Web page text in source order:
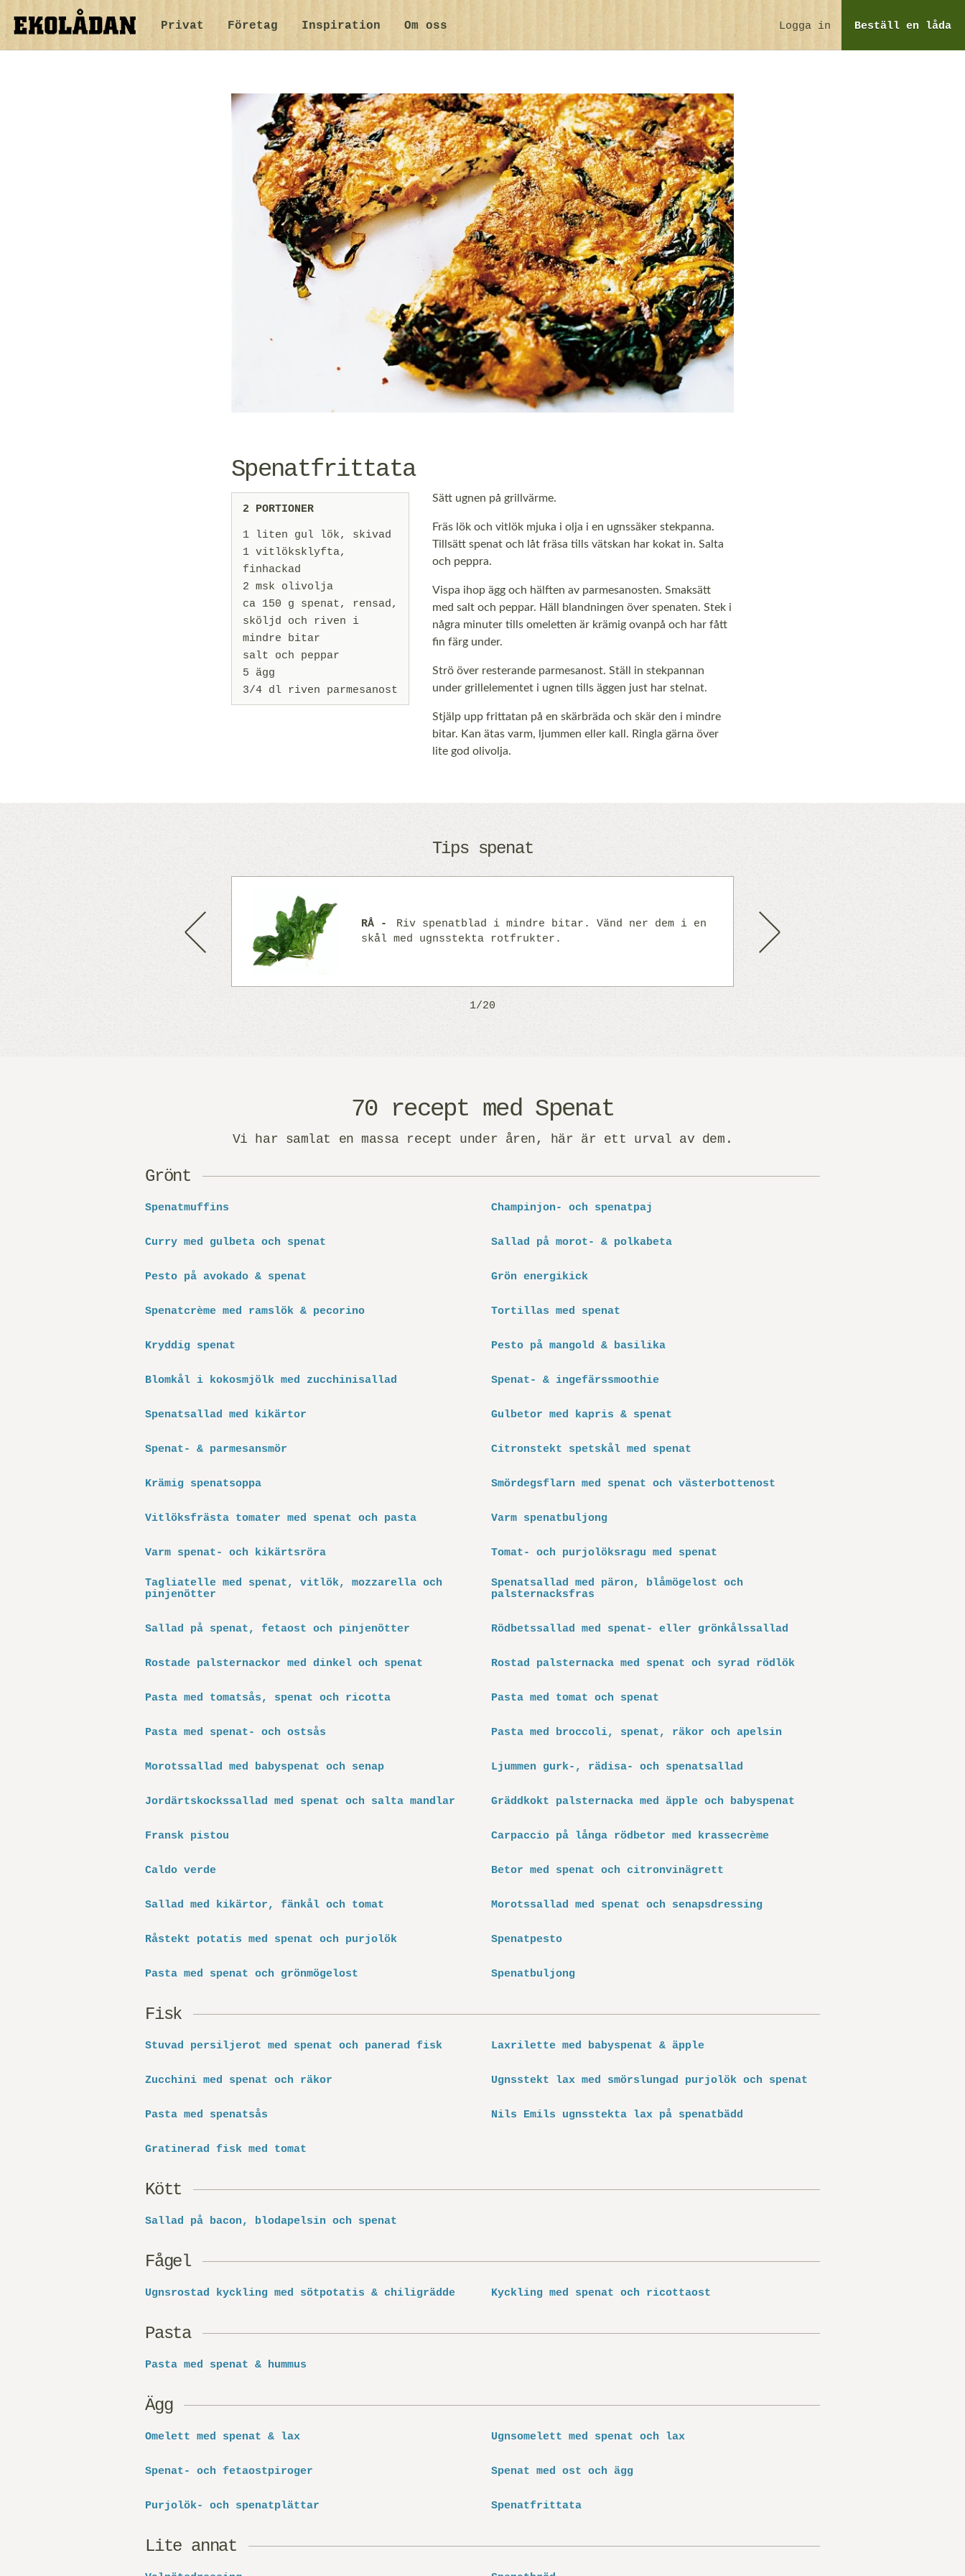
Beställen låda
Logga in
Privat Företag Inspiration Om oss
Spenatfrittata
2 PORTIONER
1 liten gul lök, skivad
1 vitlöksklyfta,
finhackad
2 msk olivolja
ca 150 g spenat, rensad,
sköljd och riven i
mindre bitar
salt och peppar
5 ägg
3/4 dl riven parmesanost
Sätt ugnen på grillvärme.
Fräs lök och vitlök mjuka i olja i en ugnssäker stekpanna.
Tillsätt spenat och låt fräsa tills vätskan har kokat in. Salta
och peppra.
Vispa ihop ägg och hälften av parmesanosten. Smaksätt
med salt och peppar. Häll blandningen över spenaten. Stek i
några minuter tills omeletten är krämig ovanpå och har fått
fin färg under.
Strö över resterande parmesanost. Ställ in stekpannan
under grillelementet i ugnen tills äggen just har stelnat.
Stjälp upp frittatan på en skärbräda och skär den i mindre
bitar. Kan ätas varm, ljummen eller kall. Ringla gärna över
lite god olivolja.
Tips spenat
Previous
och spenat. Vänd runt. Salta
RÅ
Riv spenatblad i mindre bitar. Vänd ner dem i en
skål med ugnsstekta rotfrukter.
Next
1/20
70 recept med Spenat
Vi har samlat en massa recept under åren, här är ett urval av dem.
Grönt
Spenatmuffins Champinjon- och spenatpaj
Curry med gulbeta och spenat Sallad på morot- & polkabeta
Pesto på avokado & spenat Grön energikick
Spenatcrème med ramslök & pecorino Tortillas med spenat
Kryddig spenat Pesto på mangold & basilika
Blomkål i kokosmjölk med zucchinisallad Spenat- & ingefärssmoothie
Spenatsallad med kikärtor Gulbetor med kapris & spenat
Spenat- & parmesansmör Citronstekt spetskål med spenat
Krämig spenatsoppa Smördegsflarn med spenat och väster­bottenost
Vitlöksfrästa tomater med spenat och pasta Varm spenatbuljong
Varm spenat- och kikärtsröra Tomat- och purjolöksragu med spenat
Tagliatelle med spenat, vitlök, mozzarella och
pinjenötter
Spenatsallad med päron, blåmögelost och
palsternacksfras
Sallad på spenat, fetaost och pinjenötter Rödbetssallad med spenat- eller grönkålssallad
Rostade palsternackor med dinkel och spenat Rostad palsternacka med spenat och syrad rödlök
Pasta med tomatsås, spenat och ricotta Pasta med tomat och spenat
Pasta med spenat- och ostsås Pasta med broccoli, spenat, räkor och apelsin
Morotssallad med babyspenat och senap Ljummen gurk-, rädisa- och spenatsallad
Jordärtskockssallad med spenat och salta mandlar Gräddkokt palsternacka med äpple och babyspenat
Fransk pistou Carpaccio på långa rödbetor med krassecrème
Caldo verde Betor med spenat och citronvinägrett
Sallad med kikärtor, fänkål och tomat Morotssallad med spenat och senapsdressing
Råstekt potatis med spenat och purjolök Spenatpesto
Pasta med spenat och grönmögelost Spenatbuljong
Fisk
Stuvad persiljerot med spenat och panerad fisk Laxrilette med babyspenat & äpple
Zucchini med spenat och räkor Ugnsstekt lax med smörslungad purjolök och spenat
Pasta med spenatsås Nils Emils ugnsstekta lax på spenatbädd
Gratinerad fisk med tomat
Kött
Sallad på bacon, blodapelsin och spenat
Fågel
Ugnsrostad kyckling med sötpotatis & chiligrädde Kyckling med spenat och ricottaost
Pasta
Pasta med spenat & hummus
Ägg
Omelett med spenat & lax Ugnsomelett med spenat och lax
Spenat- och fetaostpiroger Spenat med ost och ägg
Purjolök- och spenatplättar Spenatfrittata
Lite annat